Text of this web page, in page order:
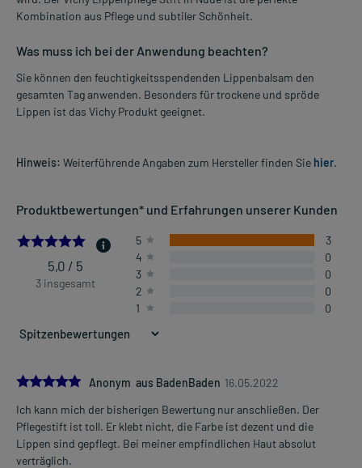
Kombination aus Pflege und subtiler Schönheit.
Was muss ich bei der Anwendung beachten?
Sie können den feuchtigkeitsspendenden Lippenbalsam den
gesamten Tag anwenden. Besonders für trockene und spröde
Lippen ist das Vichy Produkt geeignet.
Hinweis: Weiterführende Angaben zum Hersteller finden Sie hier.
Produktbewertungen* und Erfahrungen unserer Kunden
5.0
5,0 / 5
3 insgesamt
5
3
4
0
3
0
2
0
1
0
5.0Anonym aus BadenBaden 16.05.2022
Ich kann mich der bisherigen Bewertung nur anschließen. Der
Pflegestift ist toll. Er klebt nicht, die Farbe ist dezent und die
Lippen sind gepflegt. Bei meiner empfindlichen Haut absolut
verträglich.